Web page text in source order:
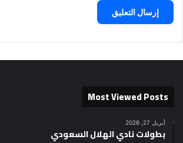
Most Viewed Posts
أبريل 27, 2026
بطولات نادي الهلال السعودي